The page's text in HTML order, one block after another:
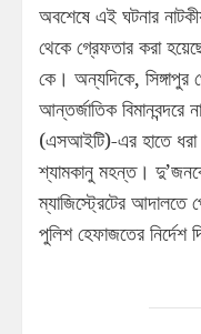
অবশেষে এই ঘটনার
থেকে গ্রেফতার করা
কে। অন্যদিকে, সিঙ্গাপুর
আন্তর্জাতিক বিমানবন্দরে
(এসআইটি)-এর হাতে
শ্যামকানু মহন্ত।
ম্যাজিস্ট্রেটের
পুলিশ হেফাজতের নির্দেশ